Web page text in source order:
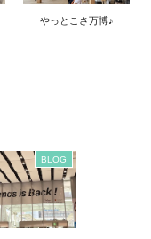
やっとこさ万博♪
BLOG